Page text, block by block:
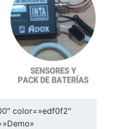
color=»edf0f2″